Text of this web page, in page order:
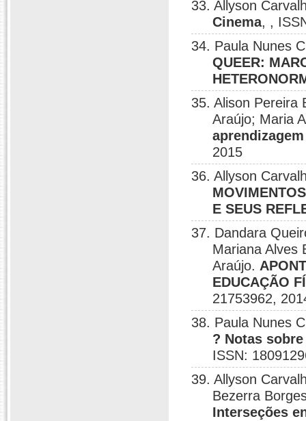
33. Allyson
Cinema, ,
34. Paula Nunes
QUEER:
35. Alison Pereira
Araújo; Maria
2015
36. Allyson
E SEUS
37. Dandara
Mariana Alves
Araújo.
EDUCAÇÃO
21753962,
38. Paula Nunes
? Notas
ISSN:
39. Allyson
Bezerra
Interseções